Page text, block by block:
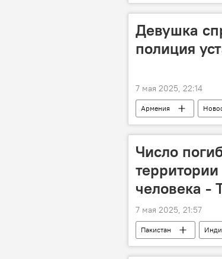
Девушка
полиция
7 мая 2025, 22:14
Армения
Число
человека -
7 мая 2025, 21:57
Пакистан